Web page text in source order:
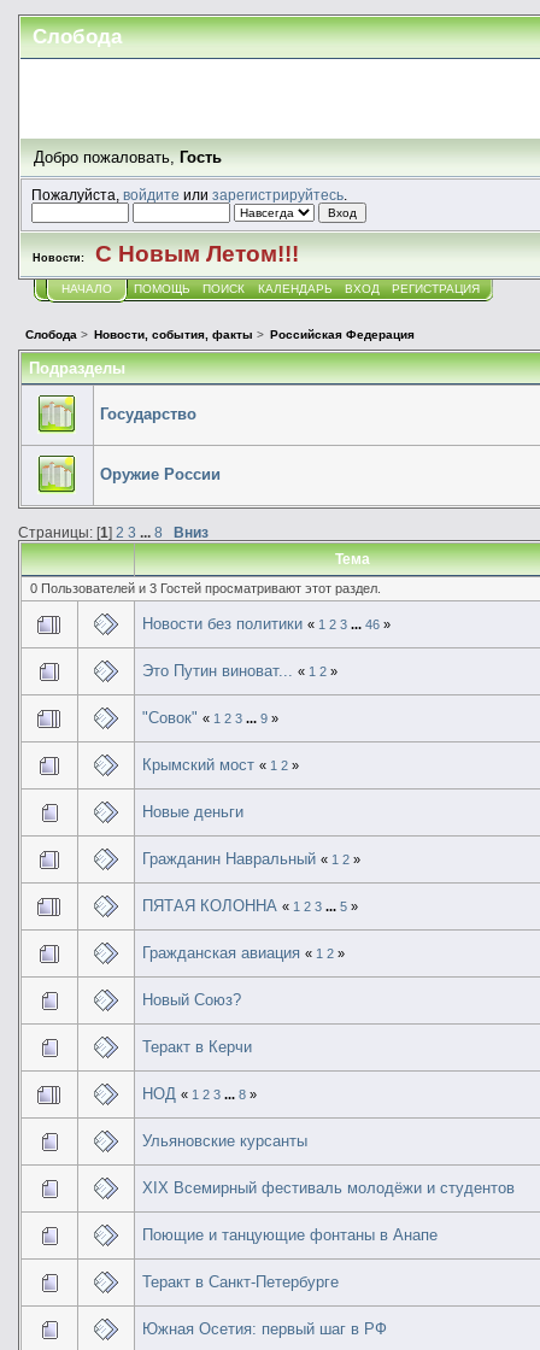
Слобода
Добро пожаловать,Гость
Пожалуйста, войдите или зарегистрируйтесь.
Новости: С Новым Летом!!!
НАЧАЛО ПОМОЩЬ ПОИСК КАЛЕНДАРЬ ВХОД РЕГИСТРАЦИЯ
Слобода > Новости, события, факты > Российская Федерация
Подразделы
Государство
Оружие России
Страницы: [1] 2 3 ... 8
Вниз
Тема
0 Пользователей и 3 Гостей просматривают этот раздел.
Новости без политики « 1 2 3 ...46 »
Это Путин виноват... « 1 2 »
"Совок" « 1 2 3 ...9 »
Крымский мост « 1 2 »
Новые деньги
Гражданин Навральный « 1 2 »
ПЯТАЯ КОЛОННА « 1 2 3 ...5 »
Гражданская авиация « 1 2 »
Новый Союз?
Теракт в Керчи
НОД « 1 2 3 ...8 »
Ульяновские курсанты
XIX Всемирный фестиваль молодёжи и студентов
Поющие и танцующие фонтаны в Анапе
Теракт в Санкт-Петербурге
Южная Осетия: первый шаг в РФ